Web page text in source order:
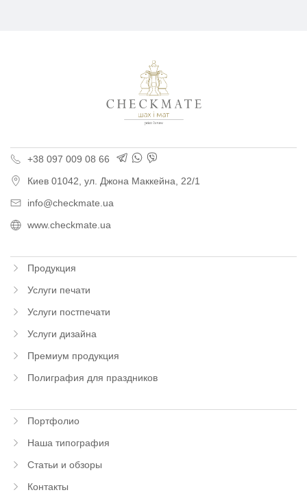
+38 097 009 08 66
Киев 01042, ул. Джона Маккейна, 22/1
info@checkmate.ua
www.checkmate.ua
Продукция
Услуги печати
Услуги постпечати
Услуги дизайна
Премиум продукция
Полиграфия для праздников
Портфолио
Наша типография
Статьи и обзоры
Контакты